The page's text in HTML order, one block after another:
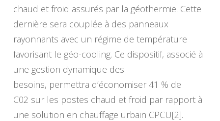
chaud et froid assurés par la géothermie. Cette
dernière sera couplée à des panneaux
rayonnants avec un régime de température
favorisant le géo-cooling. Ce dispositif, associé à
une gestion dynamique des
besoins, permettra d’économiser 41 % de
C02 sur les postes chaud et froid par rapport à
une solution en chauffage urbain CPCU[2].